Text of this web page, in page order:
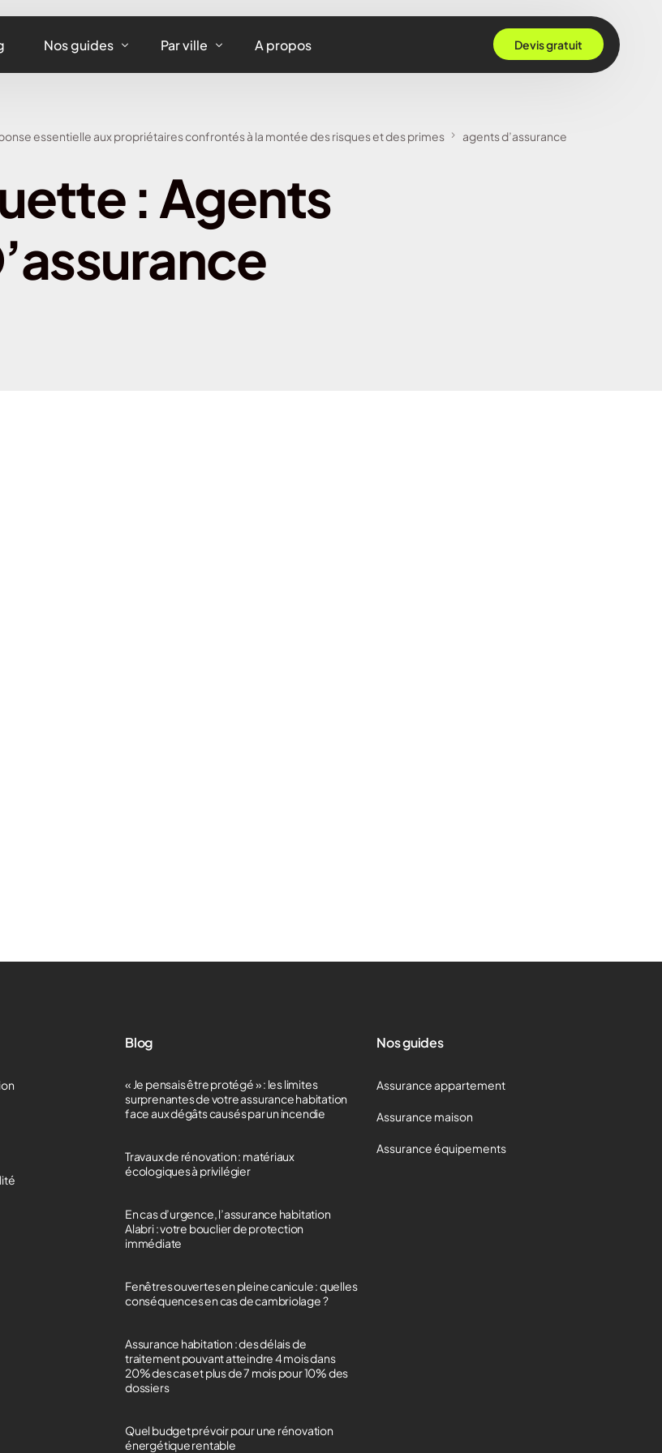
Nos guides
Assurance équipements
Par ville
Assurance habitation Lille
Assurance habitation Bordeaux
Assurance habitation Strasbourg
A propos Devis gratuit
essentielle aux propriétaires confrontés à la montée des risques et des primes agents d’assurance
: Agents
Blog
« Je pensais être protégé » : les limites
surprenantes de votre assurance habitation
face aux dégâts causés par un incendie
Travaux de rénovation : matériaux
écologiques à privilégier
En cas d’urgence, l’assurance habitation
Alabri : votre bouclier de protection
immédiate
Fenêtres ouvertes en pleine canicule : quelles
conséquences en cas de cambriolage ?
Assurance habitation : des délais de
traitement pouvant atteindre 4 mois dans
20% des cas et plus de 7 mois pour 10% des
dossiers
Quel budget prévoir pour une rénovation
énergétique rentable
Nos guides
Assurance appartement
Assurance maison
Assurance équipements